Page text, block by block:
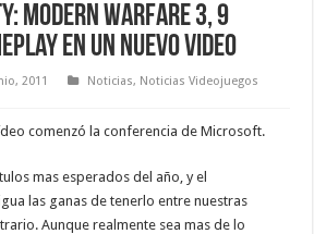
Modern Warfare 3, 9
en un nuevo video
2011 Noticias, Noticias Videojuegos
comenzó la conferencia de Microsoft.
mas esperados del año, y el
las ganas de tenerlo entre nuestras
Aunque realmente sea mas de lo